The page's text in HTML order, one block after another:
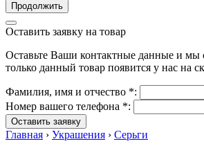
Продолжить
Оставить заявку на товар
Оставьте Ваши контактные данные и мы
только данный товар появится у нас на
Фамилия, имя и отчество *:
Номер вашего телефона *:
Оставить заявку
Главная › Украшения › Серьги